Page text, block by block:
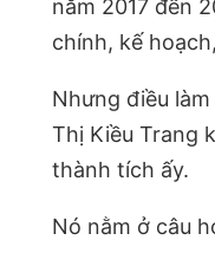
năm 2017 đến
chính, kế
Nhưng điều
Thị Kiều Trang
thành tích ấy.
Nó nằm ở câu